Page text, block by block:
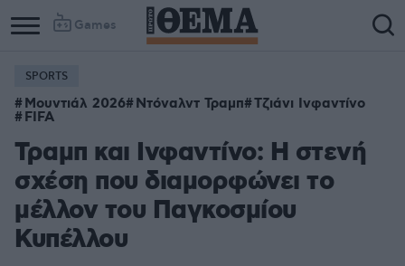
Games
SPORTS
Μουντιάλ 2026 Ντόναλντ Τραμπ Τζιάνι Ινφαντίνο
FIFA
Τραμπ και Ινφαντίνο: Η στενή
σχέση που διαμορφώνει το
μέλλον του Παγκοσμίου
Κυπέλλου